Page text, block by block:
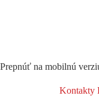
Prepnúť na mobilnú
Kontakty